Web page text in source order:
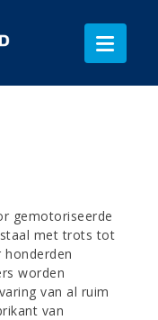
gemotoriseerde
met trots tot
worden
van al ruim
van